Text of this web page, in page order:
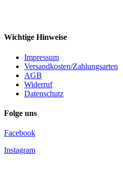
Wichtige Hinweise
Impressum
Versandkosten/Zahlungsarten
AGB
Widerruf
Datenschutz
Folge uns
Facebook
Instagram